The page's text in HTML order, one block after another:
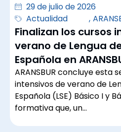
29 de julio de 2026
Actualidad
,
Finalizan los cursos
verano de Lengua
Española en
ARANSBUR concluye esta
intensivos de verano de
Española (LSE) Básico I y
formativa que, un…